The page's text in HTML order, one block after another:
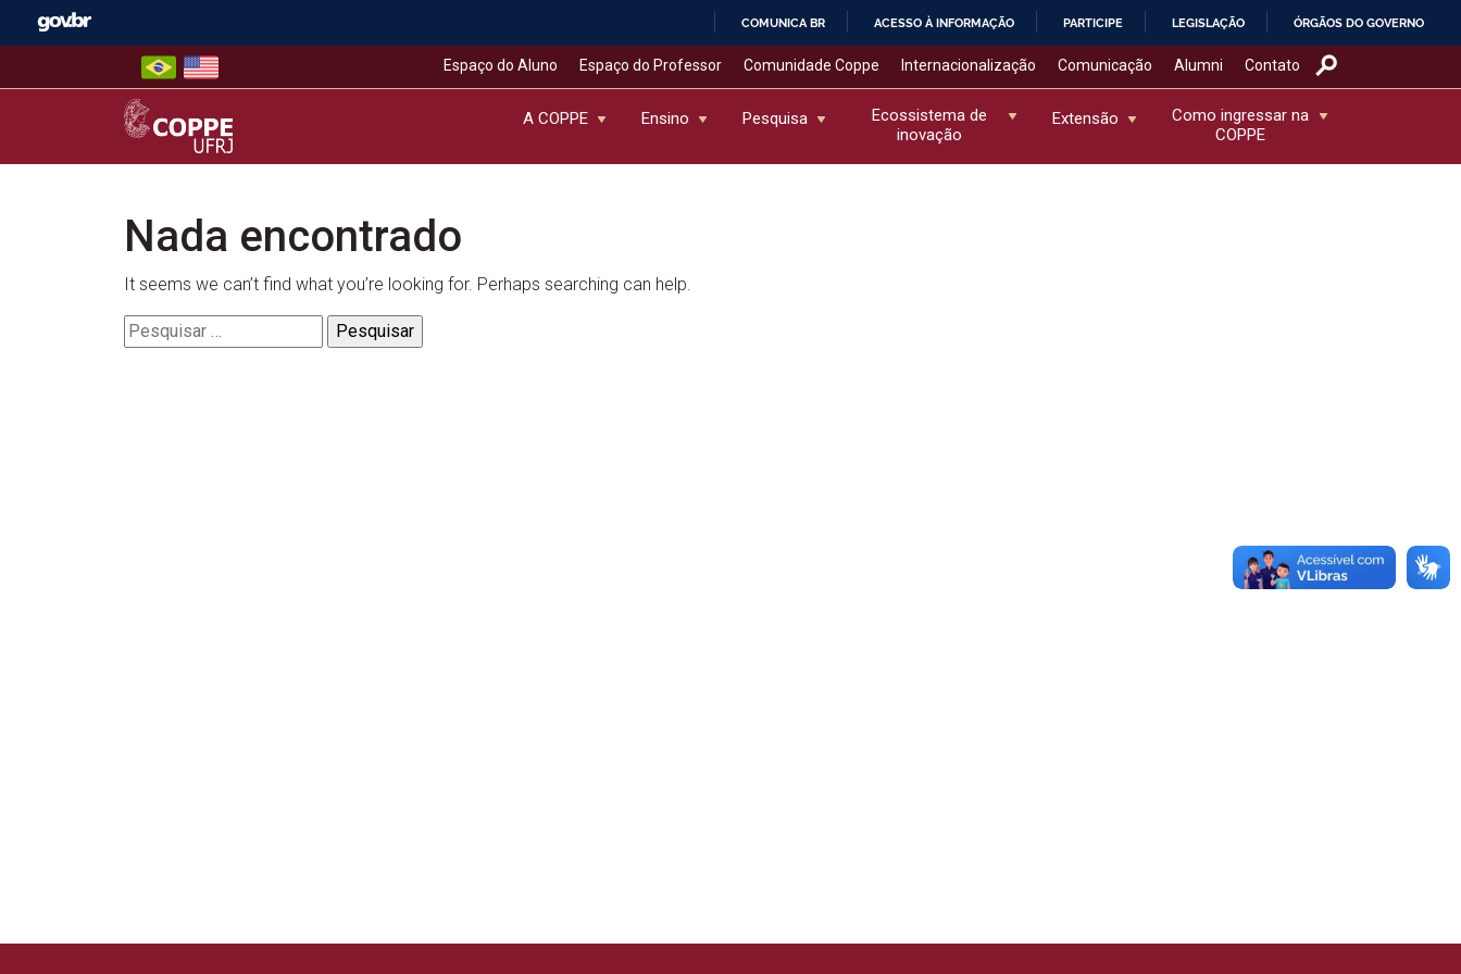
COMUNICA BR ACESSO À INFORMAÇÃO PARTICIPE LEGISLAÇÃO ÓRGÃOS DO GOVERNO
Espaço do Aluno Espaço do Professor Comunidade Coppe Internacionalização Comunicação Alumni Contato
COPPE – UFRJ
A COPPE Ensino Pesquisa
Ecossistema de
inovação
Extensão
Como ingressar na
COPPE
Nada encontrado
It seems we can’t find what you’re looking for. Perhaps searching can help.
Pesquisar
por: